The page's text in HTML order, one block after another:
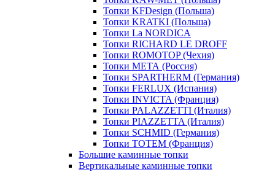
Топки KFDesign (Польша)
Топки KRATKI (Польша)
Топки La NORDICA
Топки RICHARD LE DROFF
Топки ROMOTOP (Чехия)
Топки МЕТА (Россия)
Топки SPARTHERM (Германия)
Топки FERLUX (Испания)
Топки INVICTA (Франция)
Топки PALAZZETTI (Италия)
Топки PIAZZETTA (Италия)
Топки SCHMID (Германия)
Топки TOTEM (Франция)
Большие каминные топки
Вертикальные каминные топки